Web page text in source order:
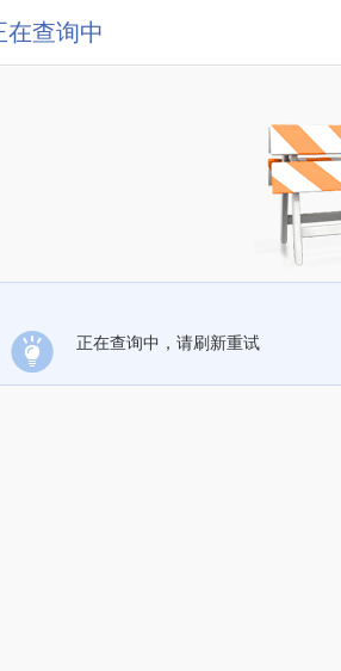
在查询中
正在查询中，请刷新重试